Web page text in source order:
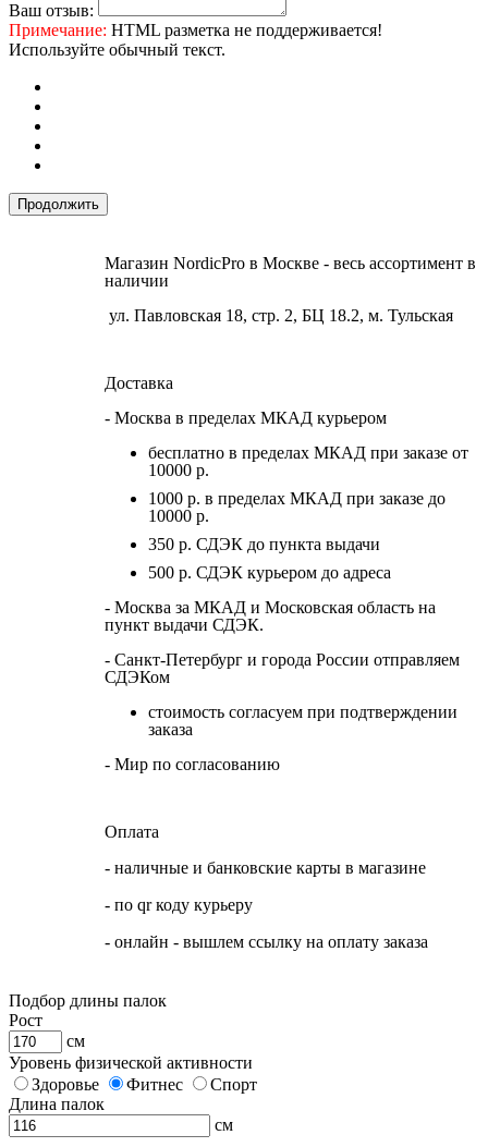
Ваш отзыв:
Примечание: HTML разметка не поддерживается!
Используйте обычный текст.
Продолжить
Магазин NordicPro в Москве - весь ассортимент в
наличии
ул. Павловская 18, стр. 2, БЦ 18.2, м. Тульская
Доставка
- Москва в пределах МКАД курьером
бесплатно в пределах МКАД при заказе от
10000 р.
1000 р. в пределах МКАД при заказе до
10000 р.
350 р. СДЭК до пункта выдачи
500 р. СДЭК курьером до адреса
- Москва за МКАД и Московская область на
пункт выдачи СДЭК.
- Санкт-Петербург и города России отправляем
СДЭКом
стоимость согласуем при подтверждении
заказа
- Мир по согласованию
Оплата
- наличные и банковские карты в магазине
- по qr коду курьеру
- онлайн - вышлем ссылку на оплату заказа
Подбор длины палок
Рост
см
Уровень физической активности
Здоровье
Фитнес
Спорт
Длина палок
см